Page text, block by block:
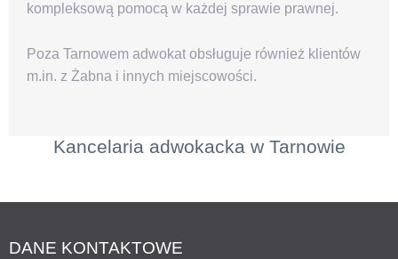
kompleksową pomocą w każdej sprawie prawnej.
Poza Tarnowem adwokat obsługuje również klientów
m.in. z Żabna i innych miejscowości.
Kancelaria adwokacka w Tarnowie
DANE KONTAKTOWE